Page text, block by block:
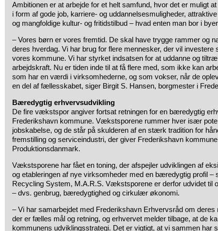
Ambitionen er at arbejde for et helt samfund, hvor det er muligt
i form af gode job, karriere- og uddannelsesmuligheder,
og mangfoldige kultur- og fritidstilbud – hvad enten man bor i
– Vores børn er vores fremtid. De skal have trygge rammer og
deres hverdag. Vi har brug for flere mennesker, der vil investere
vores kommune. Vi har styrket indsatsen for at uddanne og
arbejdskraft. Nu er tiden inde til at få flere med, som ikke kan
som har en værdi i virksomhederne, og som vokser, når de
en del af fællesskabet, siger Birgit S. Hansen, borgmester i
Bæredygtig erhvervsudvikling
De fire vækstspor angiver fortsat retningen for en bæredygtig
Frederikshavn kommune. Vækstsporene rummer hver især
jobskabelse, og de står på skulderen af en stærk tradition for
fremstilling og serviceindustri, der giver Frederikshavn
Produktionsdanmark.
Vækstsporene har fået en toning, der afspejler udviklingen af
og etableringen af nye virksomheder med en bæredygtig profil –
Recycling System, M.A.R.S. Vækstsporene er derfor udvidet til
– dvs. genbrug, bæredygtighed og cirkulær økonomi.
– Vi har samarbejdet med Frederikshavn Erhvervsråd om deres
der er fælles mål og retning, og erhvervet melder tilbage, at de
kommunens udviklingsstrategi. Det er vigtigt, at vi sammen har